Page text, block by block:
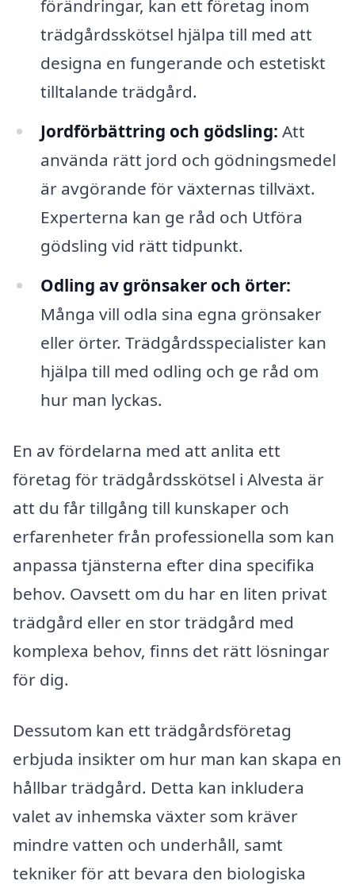
förändringar, kan ett företag inom
trädgårdsskötsel hjälpa till med att
designa en fungerande och estetiskt
tilltalande trädgård.
Jordförbättring och gödsling: Att
använda rätt jord och gödningsmedel
är avgörande för växternas tillväxt.
Experterna kan ge råd och Utföra
gödsling vid rätt tidpunkt.
Odling av grönsaker och örter:
Många vill odla sina egna grönsaker
eller örter. Trädgårdsspecialister kan
hjälpa till med odling och ge råd om
hur man lyckas.
En av fördelarna med att anlita ett
företag för trädgårdsskötsel i Alvesta är
att du får tillgång till kunskaper och
erfarenheter från professionella som kan
anpassa tjänsterna efter dina specifika
behov. Oavsett om du har en liten privat
trädgård eller en stor trädgård med
komplexa behov, finns det rätt lösningar
för dig.
Dessutom kan ett trädgårdsföretag
erbjuda insikter om hur man kan skapa en
hållbar trädgård. Detta kan inkludera
valet av inhemska växter som kräver
mindre vatten och underhåll, samt
tekniker för att bevara den biologiska